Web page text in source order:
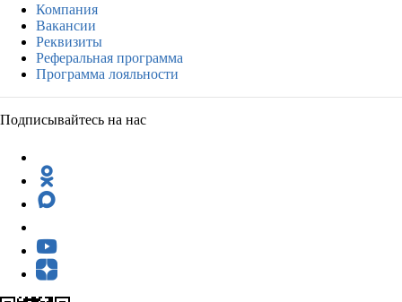
Компания
Вакансии
Реквизиты
Реферальная программа
Программа лояльности
Подписывайтесь на нас